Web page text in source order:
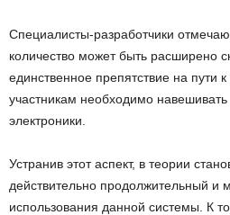
Специалисты-разработчики
количество может быть расширено
единственное препятствие на пути
участникам необходимо
электроники.
Устранив этот аспект, в теории
действительно продолжительный и
использования данной системы. К